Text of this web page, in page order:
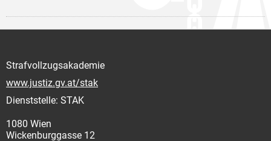
Strafvollzugsakademie
www.justiz.gv.at/stak
Dienststelle: STAK
1080 Wien
Wickenburggasse 12